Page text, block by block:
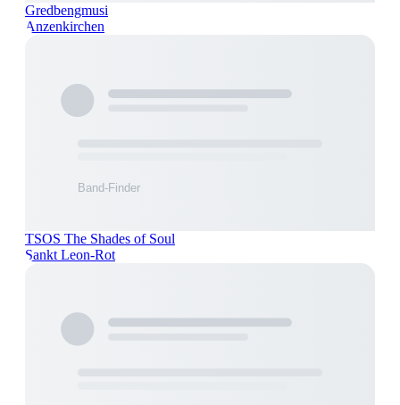
Gredbengmusi
Anzenkirchen
TSOS The Shades of Soul
Sankt Leon-Rot